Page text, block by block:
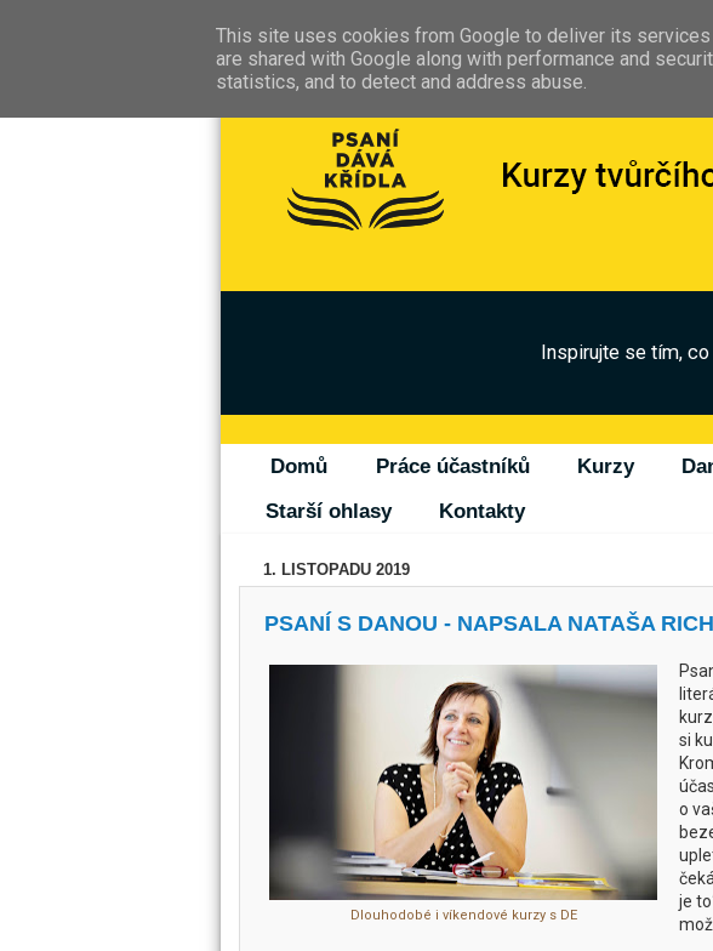
Inspirujte se tím,
Domů Práce účastníků Kurzy
Starší ohlasy
Kontakty
1. LISTOPADU 2019
PSANÍ S DANOU - NAPSALA NATAŠA
Dlouhodobé i víkendové kurzy s DE
si
o
je
This site uses cookies from Google to deliver its
are shared with Google along with performance and
statistics, and to detect and address abuse.